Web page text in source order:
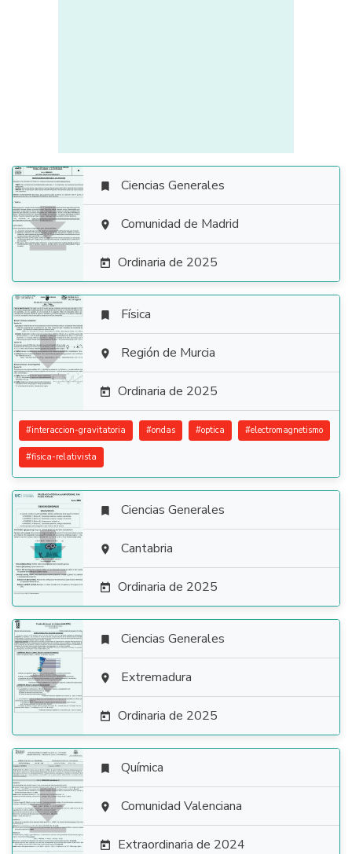

 Ciencias Generales
 Comunidad de Madrid
 Ordinaria de 2025

 Física
 Región de Murcia
 Ordinaria de 2025
#interaccion-gravitatoria #ondas #optica #electromagnetismo
#fisica-relativista

 Ciencias Generales
 Cantabria
 Ordinaria de 2025

 Ciencias Generales
 Extremadura
 Ordinaria de 2025

 Química
 Comunidad Valenciana
 Extraordinaria de 2024